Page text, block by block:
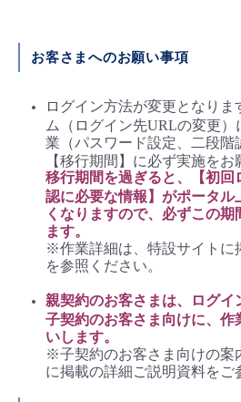
お客さまへのお願い事項
ログイン方法が変更となり
ム（ログイン先URLの変更
業（パスワード設定、二段階
【移行期間】に必ず実施をお
移行期間を過ぎると、【初回
認に必要な情報】がポータル
くなりますので、必ずこの期
ます。
※作業詳細は、特設サイトに
を参照ください。
親契約のお客さまは、ログイ
子契約のお客さま向けに、作
いします。
※子契約のお客さま向けの案
に掲載の詳細ご説明資料をご